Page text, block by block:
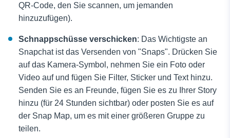
QR-Code, den Sie scannen, um jemanden
hinzuzufügen).
Schnappschüsse verschicken: Das Wichtigste an
Snapchat ist das Versenden von "Snaps". Drücken Sie
auf das Kamera-Symbol, nehmen Sie ein Foto oder
Video auf und fügen Sie Filter, Sticker und Text hinzu.
Senden Sie es an Freunde, fügen Sie es zu Ihrer Story
hinzu (für 24 Stunden sichtbar) oder posten Sie es auf
der Snap Map, um es mit einer größeren Gruppe zu
teilen.